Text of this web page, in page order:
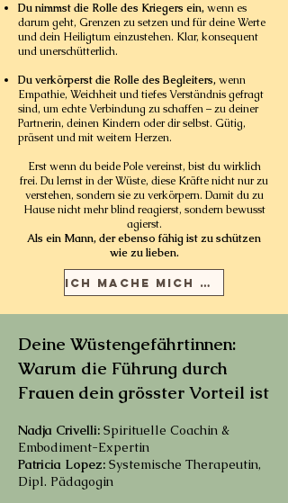
Du nimmst die Rolle des Kriegers ein, wenn es
darum geht, Grenzen zu setzen und für deine Werte
und dein Heiligtum einzustehen. Klar, konsequent
und unerschütterlich.
Du verkörperst die Rolle des Begleiters, wenn
Empathie, Weichheit und tiefes Verständnis gefragt
sind, um echte Verbindung zu schaffen – zu deiner
Partnerin, deinen Kindern oder dir selbst. Gütig,
präsent und mit weitem Herzen.
Erst wenn du beide Pole vereinst, bist du wirklich
frei. Du lernst in der Wüste, diese Kräfte nicht nur zu
verstehen, sondern sie zu verkörpern. Damit du zu
Hause nicht mehr blind reagierst, sondern bewusst
agierst.
Als ein Mann, der ebenso fähig ist zu schützen
wie zu lieben.
Ich mache mich auf!
Deine Wüstengefährtinnen:
Warum die Führung durch
Frauen dein grösster Vorteil ist
Nadja Crivelli: Spirituelle Coachin &
Embodiment-Expertin
Patricia Lopez: Systemische Therapeutin,
Dipl. Pädagogin